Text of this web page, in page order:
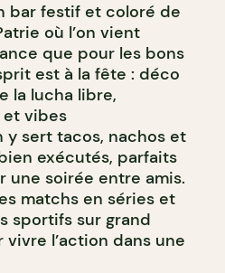
bar festif et coloré de
où l’on vient
que pour les bons
est à la fête : déco
la lucha libre,
vibes
y sert tacos, nachos et
exécutés, parfaits
une soirée entre amis.
matchs en séries et
sportifs sur grand
l’action dans une